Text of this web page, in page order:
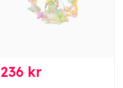
236 kr